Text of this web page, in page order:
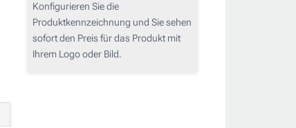
Konfigurieren Sie die
Produktkennzeichnung und Sie sehen
sofort den Preis für das Produkt mit
Ihrem Logo oder Bild.